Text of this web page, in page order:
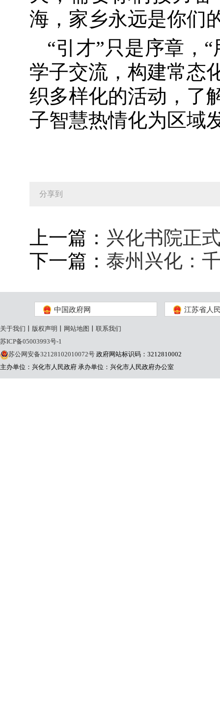
海，家乡永远是你们
“引才”只是序章，
学子交流，构建常态
织多样化的活动，了
子智慧热情化为区域
分享到
上一篇： 兴化书院正
下一篇： 泰州兴化：
中国政府网 江苏省人
关于我们 版权声明 网站地图
联系我们
苏ICP备05003993号-1
苏公网安备32128102010072号 政府网站标识码：3212810002
主办单位：兴化市人民政府 承办单位：兴化市人民政府办公室